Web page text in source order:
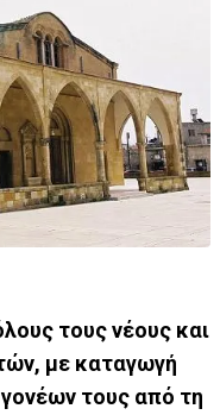
τους νέους και
με καταγωγή
τους από τη